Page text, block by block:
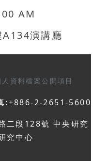
AM
演講廳
資料檔案公開項目
:+886-2-2651-5600
二段128號 中央研究
究中心